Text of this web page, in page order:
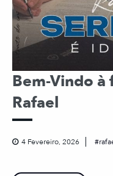
Bem-Vindo
Rafael
4 Fevereiro, 2026